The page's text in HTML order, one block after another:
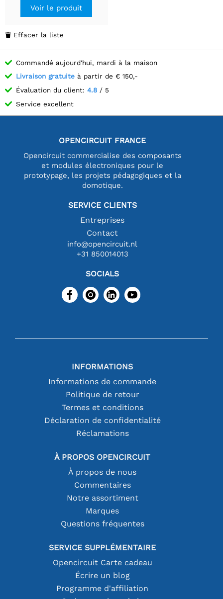
Voir le produit
 Effacer la liste
Commandé aujourd'hui, mardi à la maison
Livraison gratuite à partir de € 150,-
Évaluation du client: 4.8 / 5
Service excellent
OPENCIRCUIT FRANCE
Opencircuit commercialise des composants
et modules électroniques pour le
prototypage, les projets pédagogiques et la
domotique.
SERVICE CLIENTS
Entreprises
Contact
info@opencircuit.nl
+31 850014013
SOCIALS
INFORMATIONS
Informations de commande
Politique de retour
Termes et conditions
Déclaration de confidentialité
Réclamations
À PROPOS OPENCIRCUIT
À propos de nous
Commentaires
Notre assortiment
Marques
Questions fréquentes
SERVICE SUPPLÉMENTAIRE
Opencircuit Carte cadeau
Écrire un blog
Programme d'affiliation